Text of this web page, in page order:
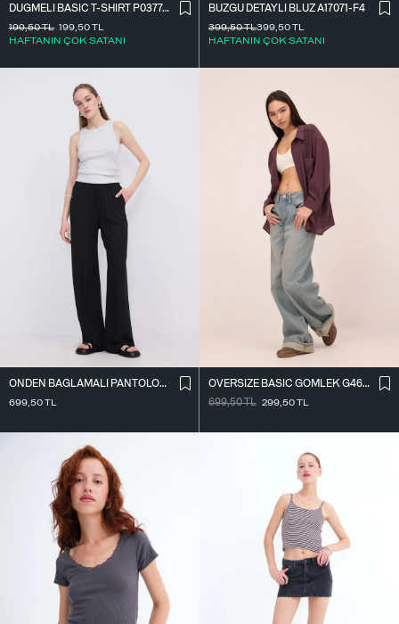
DÜĞMELI BASIC T-SHIRT P0377-K12
199,50TL
HAFTANIN ÇOK SATANI
199,50TL
BÜZGÜ DETAYLI BLUZ A17071-F4
399,50TL
HAFTANIN ÇOK SATANI
399,50TL
ÖNDEN BAĞLAMALI PANTOLON PN16791-W12
699,50TL
OVERSIZE BASIC GÖMLEK G4612-Z2
699,50TL 299,50TL